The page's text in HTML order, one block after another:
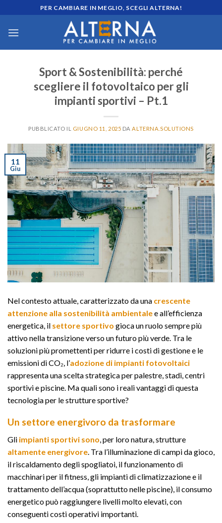
to
content
PER CAMBIARE IN MEGLIO, SCEGLI ALTERNA!
Sport & Sostenibilità: perché
scegliere il fotovoltaico per gli
impianti sportivi – Pt.1
PUBBLICATO IL GIUGNO 11, 2025 DAALTERNA.SOLUTIONS
11
Giu
Nel contesto attuale, caratterizzato da una crescente
attenzione alla sostenibilità ambientalee all’efficienza
energetica, il settore sportivo gioca un ruolo sempre più
attivo nella transizione verso un futuro più verde. Tra le
soluzioni più promettenti per ridurre i costi di gestione e le
emissioni di CO₂, l’adozione di impianti fotovoltaici
rappresenta una scelta strategica per palestre, stadi, centri
sportivi e piscine. Ma quali sono i reali vantaggi di questa
tecnologia per le strutture sportive?
Un settore energivoro da trasformare
Gli impianti sportivi sono, per loro natura, strutture
altamente energivore. Tra l’illuminazione di campi da gioco,
il riscaldamento degli spogliatoi, il funzionamento di
macchinari per il fitness, gli impianti di climatizzazione e il
trattamento dell’acqua (soprattutto nelle piscine), il consumo
energetico può raggiungere livelli molto elevati, con
conseguenti costi operativi importanti.